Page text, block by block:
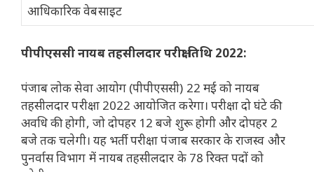
आधिकारिक वेबसाइट
पीपीएससी नायब तहसीलदार परीक्षा तिथि 2022:
पंजाब लोक सेवा आयोग (पीपीएससी) 22 मई को नायब
तहसीलदार परीक्षा 2022 आयोजित करेगा। परीक्षा दो घंटे की
अवधि की होगी, जो दोपहर 12 बजे शुरू होगी और दोपहर 2
बजे तक चलेगी। यह भर्ती परीक्षा पंजाब सरकार के राजस्व और
पुनर्वास विभाग में नायब तहसीलदार के 78 रिक्त पदों को